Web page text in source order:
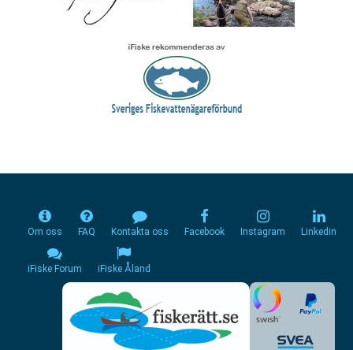
Om oss FAQ Kontakta oss Facebook Instagram Linkedin
iFiske Forum iFiske Åland